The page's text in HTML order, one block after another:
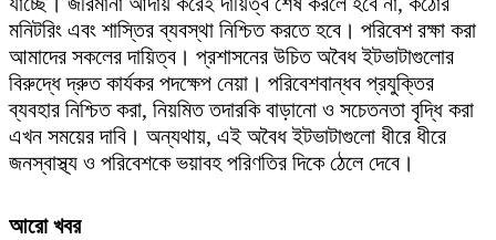
মনিটরিং এবং শাস্তির ব্যবস্থা নিশ্চিত করতে হবে। পরিবেশ রক্ষা করা
আমাদের সকলের দায়িত্ব। প্রশাসনের উচিত অবৈধ ইটভাটাগুলোর
বিরুদ্ধে দ্রুত কার্যকর পদক্ষেপ নেয়া। পরিবেশবান্ধব প্রযুক্তির
ব্যবহার নিশ্চিত করা, নিয়মিত তদারকি বাড়ানো ও সচেতনতা বৃদ্ধি করা
এখন সময়ের দাবি। অন্যথায়, এই অবৈধ ইটভাটাগুলো ধীরে ধীরে
জনস্বাস্থ্য ও পরিবেশকে ভয়াবহ পরিণতির দিকে ঠেলে দেবে।
আরো খবর